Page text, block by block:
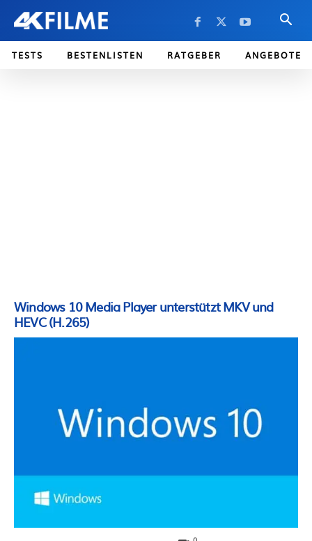
TESTS BESTENLISTEN RATGEBER ANGEBOTE
Windows 10 Media Player unterstützt MKV und
HEVC (H.265)